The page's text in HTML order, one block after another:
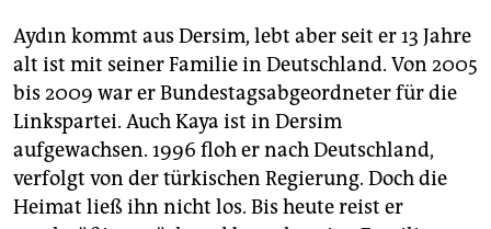
Aydın kommt aus Dersim, lebt aber seit er 13 Jahre
alt ist mit seiner Familie in Deutschland. Von 2005
bis 2009 war er Bundestagsabgeordneter für die
Linkspartei. Auch Kaya ist in Dersim
aufgewachsen. 1996 floh er nach Deutschland,
verfolgt von der türkischen Regierung. Doch die
Heimat ließ ihn nicht los. Bis heute reist er